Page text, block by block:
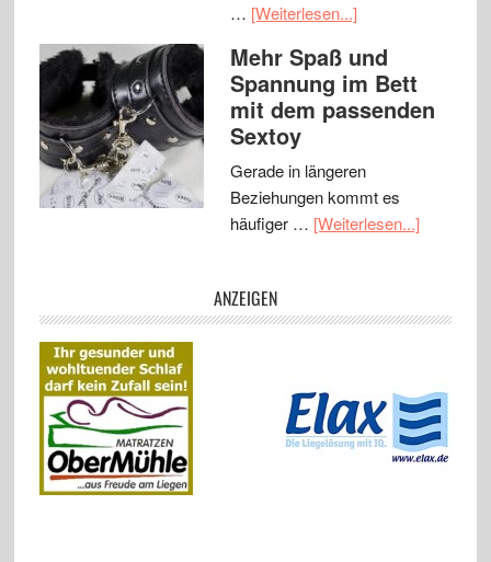
… [Weiterlesen...]
Mehr Spaß und
Spannung im Bett
mit dem passenden
Sextoy
Gerade in längeren
Beziehungen kommt es
häufiger … [Weiterlesen...]
ANZEIGEN